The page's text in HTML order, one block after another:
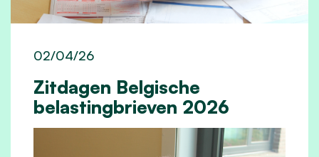
Zitdagen Belgische
belastingbrieven 2026
02/04/26